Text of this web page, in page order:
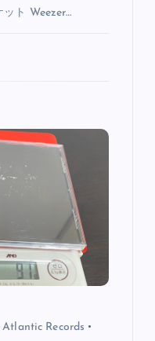
ト Weezer…
Atlantic Records